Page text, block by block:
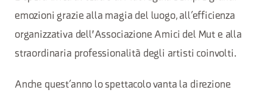
emozioni grazie alla magia del luogo, all’efficienza
organizzativa dell'Associazione Amici del Mut e alla
straordinaria professionalità degli artisti coinvolti.
Anche quest’anno lo spettacolo vanta la direzione